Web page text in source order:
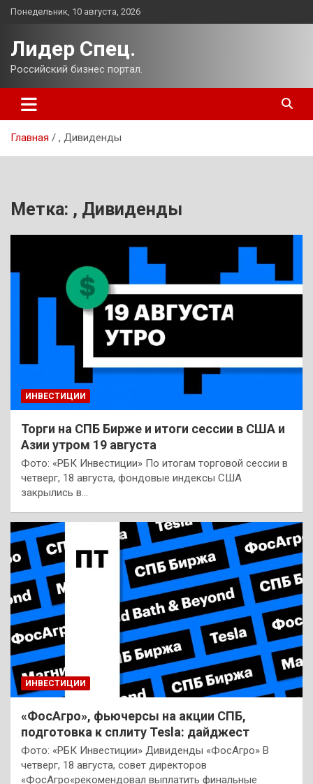
Перейти
Понедельник, 10 августа, 2026
Лидер Спец.
Российский бизнес портал.
Главная , Дивиденды
Метка: , Дивиденды
ИНВЕСТИЦИИ
Торги на СПБ Бирже и итоги сессии в США и
Азии утром 19 августа
Фото: «РБК Инвестиции» По итогам торговой сессии в
четверг, 18 августа, фондовые индексы США
закрылись в…
ИНВЕСТИЦИИ
«ФосАгро», фьючерсы на акции СПБ,
подготовка к сплиту Tesla: дайджест
Фото: «РБК Инвестиции» Дивиденды «ФосАгро» В
четверг, 18 августа, совет директоров
«ФосАгро«рекомендовал выплатить финальные